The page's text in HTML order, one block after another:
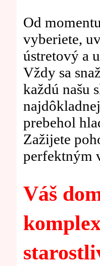
Od
vyberiete,
ústretový a
Vždy sa
každú našu
prebehol
Zažijete
perfektným
Váš